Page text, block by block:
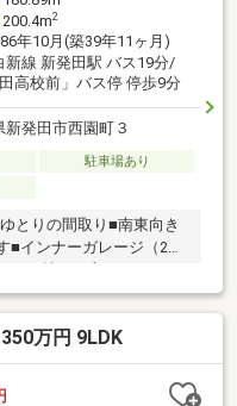
2
年10月(築39年11ヶ月)
新線 新発田駅 バス19分/
田高校前」バス停 停歩9分
新発田市西園町３
駐車場あり
とりの間取り■南東向き
■インナーガレージ（2台
ゴミ出しの際に便利で
あり、お部屋がスッキ
～■ウオロク小舟
分■猿橋小学校・・約13分
際の物件をぜひご覧く
万円 9LDK